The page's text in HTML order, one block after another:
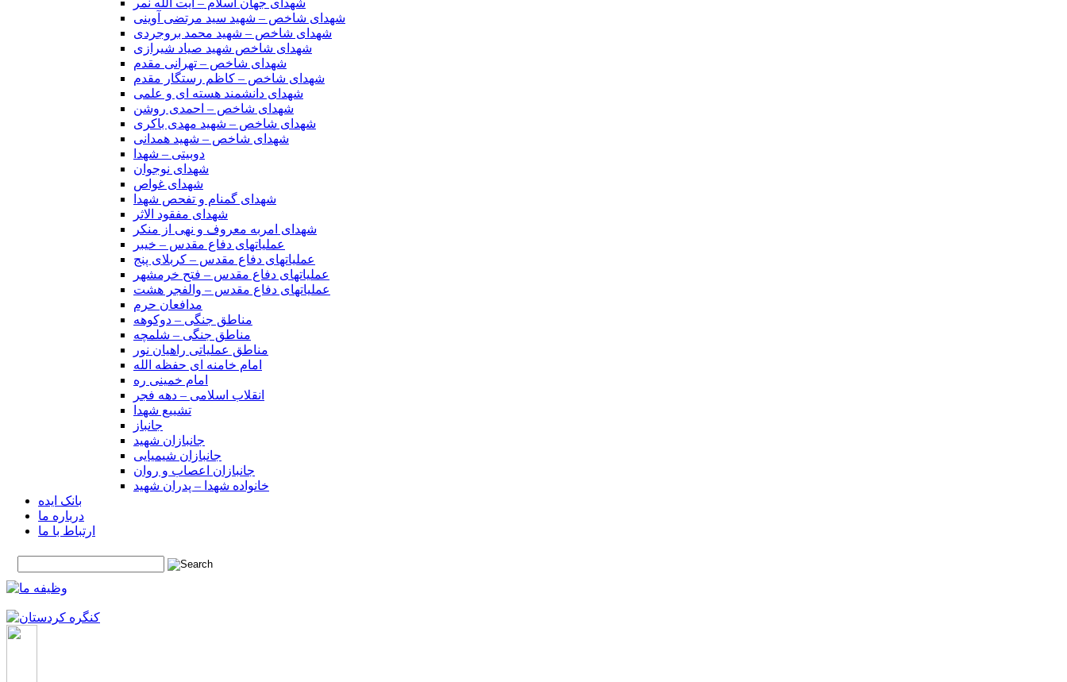
شهدای جهان اسلام – آیت الله نمر
شهدای شاخص – شهید سید مرتضی آوینی
شهدای شاخص – شهید محمد بروجردی
شهدای شاخص شهید صیاد شیرازی
شهدای شاخص – تهرانی مقدم
شهدای شاخص – کاظم رستگار مقدم
شهدای دانشمند هسته ای و علمی
شهدای شاخص – احمدی روشن
شهدای شاخص – شهید مهدی باکری
شهدای شاخص – شهید همدانی
دوبیتی – شهدا
شهدای نوجوان
شهدای غواص
شهدای گمنام و تفحص شهدا
شهدای مفقود الاثر
شهدای امربه معروف و نهی از منکر
عملیاتهای دفاع مقدس – خیبر
عملیاتهای دفاع مقدس – کربلای پنج
عملیاتهای دفاع مقدس – فتح خرمشهر
عملیاتهای دفاع مقدس – والفجر هشت
مدافعان حرم
مناطق جنگی – دوکوهه
مناطق جنگی – شلمچه
مناطق عملیاتی راهیان نور
امام خامنه ای حفظه الله
امام خمینی ره
انقلاب اسلامی – دهه فجر
تشییع شهدا
جانباز
جانبازان شهید
جانبازان شیمیایی
جانبازان اعصاب و روان
خانواده شهدا – پدران شهید
بانک ایده
درباره ما
ارتباط با ما